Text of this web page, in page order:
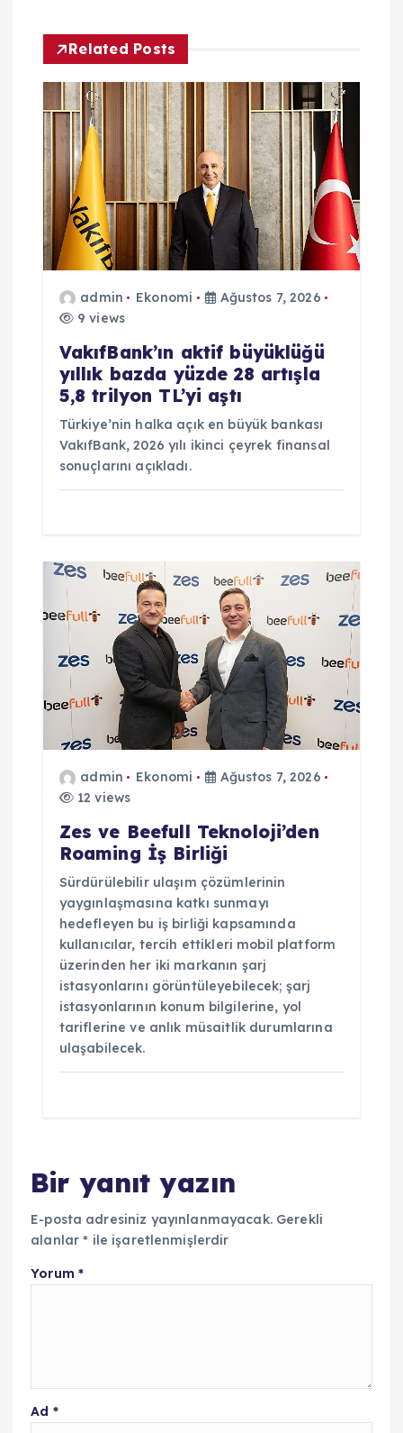
z
n
m
e
s
Related Posts
admin Ekonomi
Ağustos 7, 2026
9 views
VakıfBank’ın aktif büyüklüğü
yıllık bazda yüzde 28 artışla
5,8 trilyon TL’yi aştı
Türkiye’nin halka açık en büyük bankası
VakıfBank, 2026 yılı ikinci çeyrek finansal
sonuçlarını açıkladı.
admin Ekonomi
Ağustos 7, 2026
12 views
Zes ve Beefull Teknoloji’den
Roaming İş Birliği
Sürdürülebilir ulaşım çözümlerinin
yaygınlaşmasına katkı sunmayı
hedefleyen bu iş birliği kapsamında
kullanıcılar, tercih ettikleri mobil platform
üzerinden her iki markanın şarj
istasyonlarını görüntüleyebilecek; şarj
istasyonlarının konum bilgilerine, yol
tariflerine ve anlık müsaitlik durumlarına
ulaşabilecek.
Bir yanıt yazın
E-posta adresiniz yayınlanmayacak. Gerekli
alanlar* ile işaretlenmişlerdir
Yorum *
Ad *